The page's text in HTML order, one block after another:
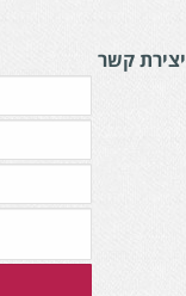
קשר